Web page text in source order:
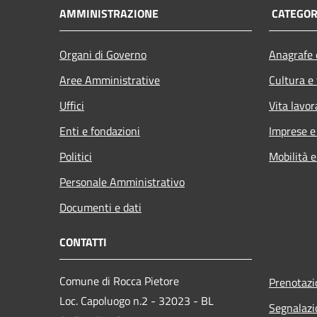
AMMINISTRAZIONE
Organi di Governo
Aree Amministrative
Uffici
Enti e fondazioni
Politici
Personale Amministrativo
Documenti e dati
Cultura
Vita
Imprese
Mobilità
CONTATTI
Comune di Rocca Pietore
Loc. Capoluogo n.2 - 32023 - BL